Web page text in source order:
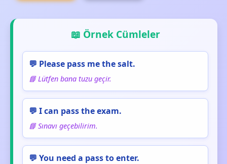
📖 Örnek Cümleler
💬 Please pass me the salt.
📘 Lütfen bana tuzu geçir.
💬 I can pass the exam.
📘 Sınavı geçebilirim.
💬 You need a pass to enter.